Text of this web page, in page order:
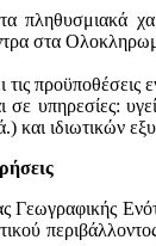
πληθυσμιακά
στα
προϋποθέσεις
σε υπηρεσίες:
και ιδιωτικών
Γεωγραφικής